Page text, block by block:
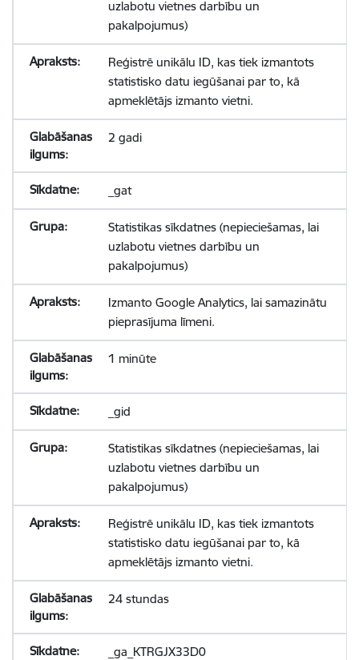
uzlabotu vietnes darbību un
pakalpojumus)
Reģistrē unikālu ID, kas tiek izmantots
statistisko datu iegūšanai par to, kā
apmeklētājs izmanto vietni.
2 gadi
_gat
Statistikas sīkdatnes (nepieciešamas, lai
uzlabotu vietnes darbību un
pakalpojumus)
Izmanto Google Analytics, lai samazinātu
pieprasījuma līmeni.
1 minūte
_gid
Statistikas sīkdatnes (nepieciešamas, lai
uzlabotu vietnes darbību un
pakalpojumus)
Reģistrē unikālu ID, kas tiek izmantots
statistisko datu iegūšanai par to, kā
apmeklētājs izmanto vietni.
24 stundas
_ga_KTRGJX33D0